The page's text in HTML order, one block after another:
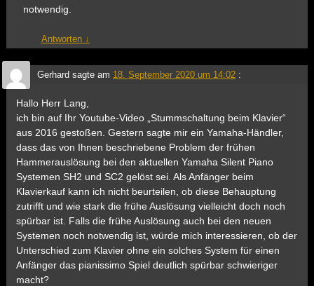
notwendig.
Antworten ↓
Gerhard sagte am 18. September 2020 um 14:02 :
Hallo Herr Lang,
ich bin auf Ihr Youtube-Video „Stummschaltung beim Klavier“
aus 2016 gestoßen. Gestern sagte mir ein Yamaha-Händler,
dass das von Ihnen beschriebene Problem der frühen
Hammerauslösung bei den aktuellen Yamaha Silent Piano
Systemen SH2 und SC2 gelöst sei. Als Anfänger beim
Klavierkauf kann ich nicht beurteilen, ob diese Behauptung
zutrifft und wie stark die frühe Auslösung vielleicht doch noch
spürbar ist. Falls die frühe Auslösung auch bei den neuen
Systemen noch notwendig ist, würde mich interessieren, ob der
Unterschied zum Klavier ohne ein solches System für einen
Anfänger das pianissimo Spiel deutlich spürbar schwieriger
macht?